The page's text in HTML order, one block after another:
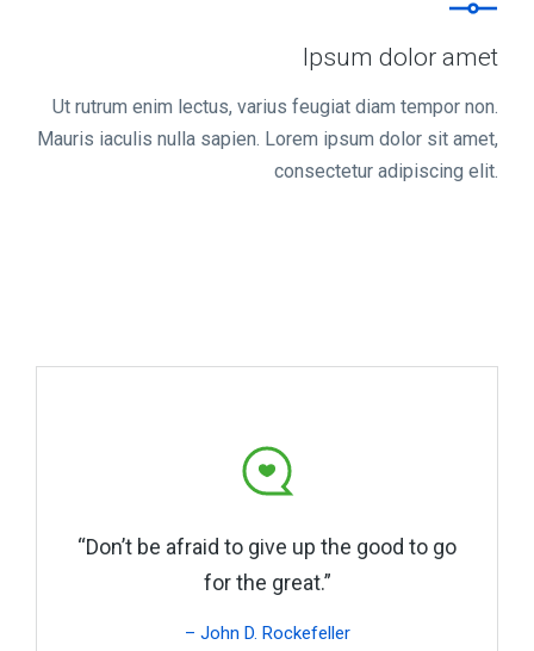
Ipsum dolor amet
Ut rutrum enim lectus, varius feugiat diam tempor non.
Mauris iaculis nulla sapien. Lorem ipsum dolor sit amet,
consectetur adipiscing elit.
“Don’t be afraid to give up the good to go
for the great.”
– John D. Rockefeller